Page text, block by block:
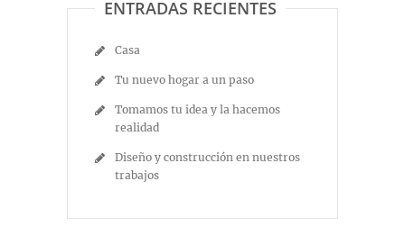
ENTRADAS RECIENTES
Casa
Tu nuevo hogar a un paso
Tomamos tu idea y la hacemos
realidad
Diseño y construcción en nuestros
trabajos